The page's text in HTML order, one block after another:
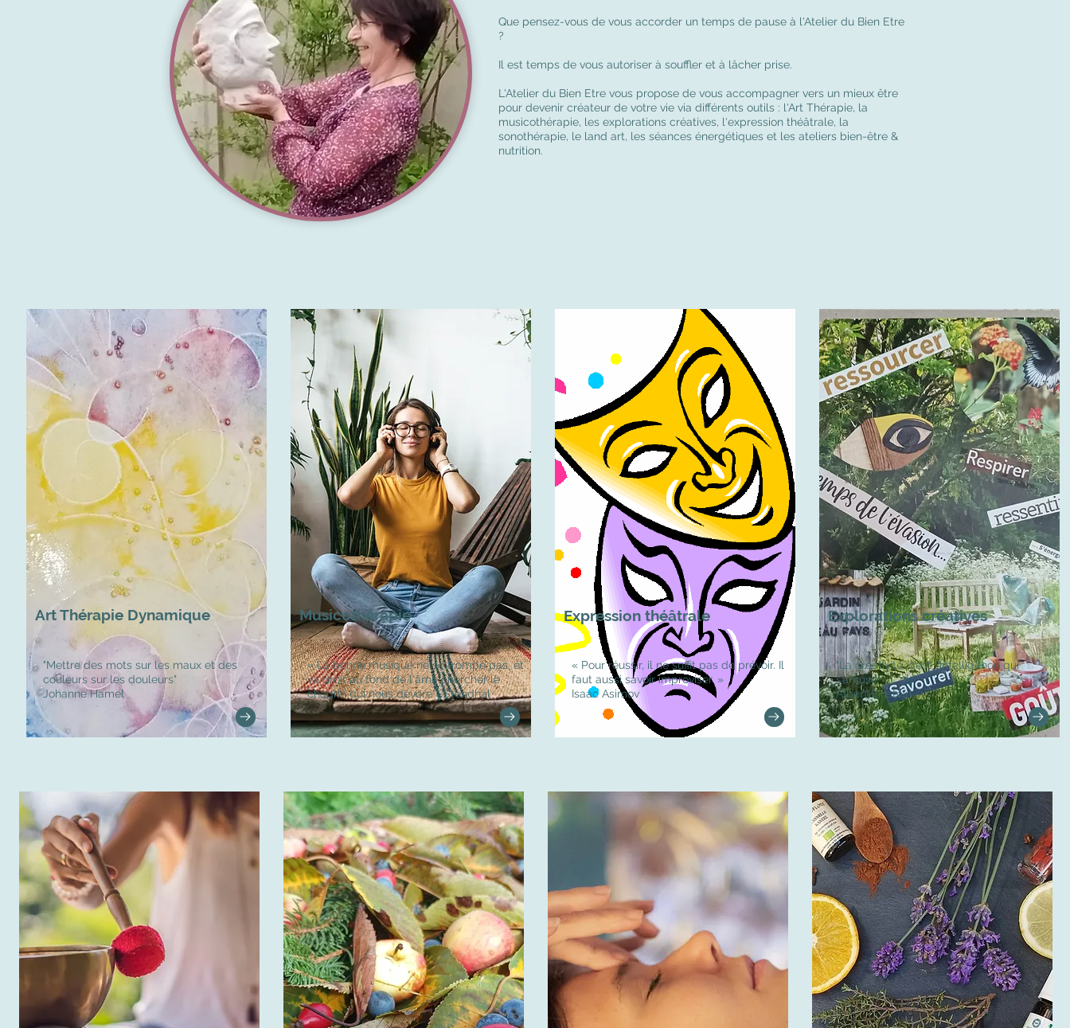
Que pensez-vous de vous accorder un temps de pause à l'Atelier du Bien Etre
?
Il est temps de vous autoriser à souffler et à lâcher prise.
L'Atelier du Bien Etre vous propose de vous accompagner vers un mieux être
pour devenir créateur de votre vie via différents outils : l'Art Thérapie, la
musicothérapie, les explorations créatives, l'expression théâtrale, la
sonothérapie, le land art, les séances énergétiques et les ateliers bien-être &
nutrition.
Art Thérapie Dynamique
"Mettre des mots sur les maux et des
couleurs sur les douleurs"
Johanne Hamel
Musicothérapie
« La bonne musique ne se trompe pas, et
va droit au fond de l'âme chercher le
chagrin qui nous dévore" -Stendhal
Expression théâtrale
« Pour réussir, il ne suffit pas de prévoir. Il
faut aussi savoir improviser. »
Isaac Asimov
Explorations créatives
"La créativité, c’est l’intelligence qui
s’amuse"
Albert Einstein